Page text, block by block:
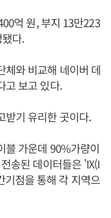
억 원, 부지 13만223
다.
체와 비교해 네이버 데
고 보고 있다.
받기 유리한 곳이다.
블 가운데 90%가량이
송된 데이터들은 'IX(I
점을 통해 각 지역으